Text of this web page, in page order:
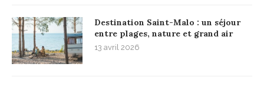
Destination Saint-Malo : un séjour
entre plages, nature et grand air
13 avril 2026